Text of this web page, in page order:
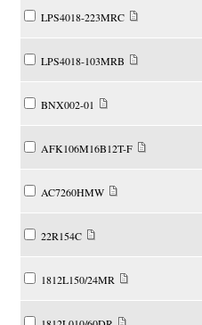
LPS4018-223MRC
LPS4018-103MRB
BNX002-01
AFK106M16B12T-F
AC7260HMW
22R154C
1812L150/24MR